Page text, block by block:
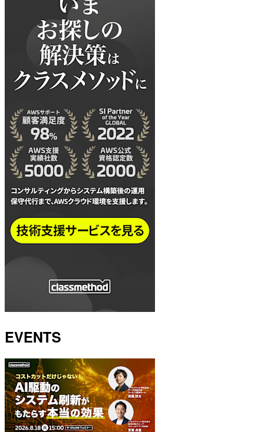
EVENTS